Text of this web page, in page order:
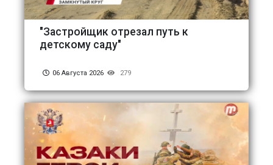
"Застройщик отрезал путь к
детскому саду"
06 Августа 2026 279